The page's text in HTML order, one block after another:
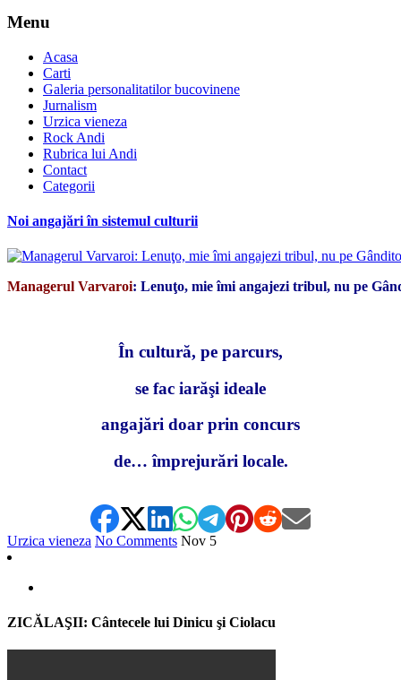
Menu
Acasa
Carti
Galeria personalitatilor bucovinene
Jurnalism
Urzica vieneza
Rock Andi
Rubrica lui Andi
Contact
Categorii
Noi angajări în sistemul culturii
Managerul Varvaroi: Lenuţo, mie îmi angajezi tribul, nu pe
În cultură, pe parcurs,
se fac iarăşi ideale
angajări doar prin concurs
de… împrejurări locale.
Urzica vieneza No Comments Nov 5
ZICĂLAŞII: Cântecele lui Dinicu şi Ciolacu